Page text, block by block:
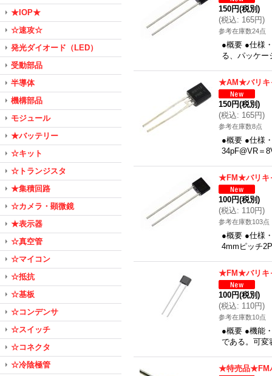
★IOP★
☆速攻☆
発光ダイオード（LED）
受動部品
半導体
機構部品
モジュール
★バッテリー
☆キット
☆トランジスタ
★集積回路
☆カメラ・顕微鏡
★表示器
☆真空管
☆マイコン
☆抵抗
☆基板
☆コンデンサ
☆スイッチ
☆コネクタ
☆冷陰極管
150円(税別)
(税込: 165円)
参考在庫数24点
●概要 ●仕様
る、パッケー
★AM★バリキ
150円(税別)
(税込: 165円)
参考在庫数8点
●概要 ●仕様
34pF@VR＝
★FM★バリキ
100円(税別)
(税込: 110円)
参考在庫数103点
●概要 ●仕様
4mmピッチ
★FM★バリキ
100円(税別)
(税込: 110円)
参考在庫数10点
●概要 ●機能
である。可変
★特売品★FM